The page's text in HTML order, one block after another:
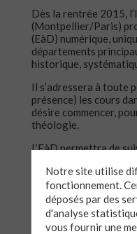
Dès la rentrée 2015,
(Montpellier/Paris)
(EàD) numérique,
départements
historique,
Il s’adressera à toute
présence) les cours
désire commencer,
théologie.
L’EàD permettra de
cursus diplômant, à
Vous pouvez dès
nouveau service sur
ead.iptheologie.fr
Notre site utilise
fonctionnement.
déposés par des
d'analyse
vous fournir une